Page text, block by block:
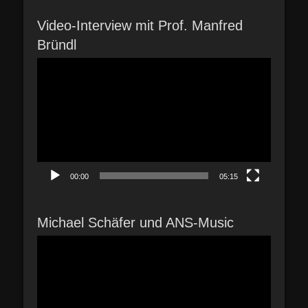
Video-Interview mit Prof. Manfred
Bründl
00:00 05:15
Michael Schäfer und ANS-Music